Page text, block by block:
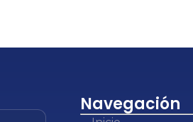
Navegación